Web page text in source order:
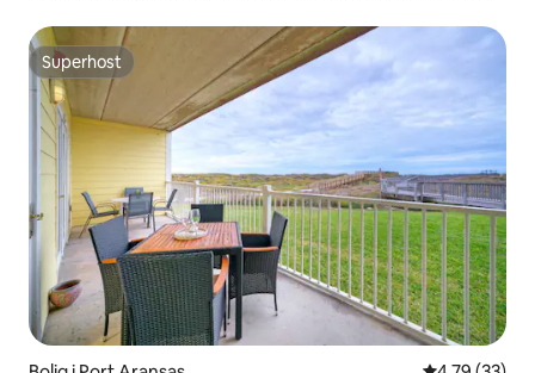
Superhost
Superhost